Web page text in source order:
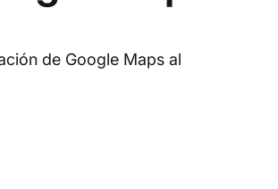
de Google Maps al